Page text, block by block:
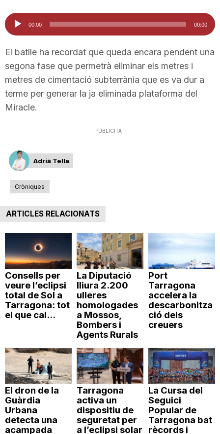
a
Reproductor
d'àudio
00:00 00:00
El batlle ha recordat que queda encara pendent una
segona fase que permetrà eliminar els metres i
metres de cimentació subterrània que es va dur a
terme per generar la ja eliminada plataforma del
Miracle.
PUBLICITAT
Adrià Tella
Cròniques
ARTICLES RELACIONATS
Consells per
veure l’eclipsi
total de Sol a
Tarragona: tot
el que cal...
La Diputació
lliura 2.200
ulleres
homologades
a Mossos,
Bombers i
Agents Rurals
Port
Tarragona
accelera la
descarbonitza
ció dels
creuers
El dron de la
Guàrdia
Urbana
detecta una
acampada
Tarragona
activa un
dispositiu de
seguretat per
a l’eclipsi solar
La Cursa del
Seguici
Popular de
Tarragona bat
rècords i